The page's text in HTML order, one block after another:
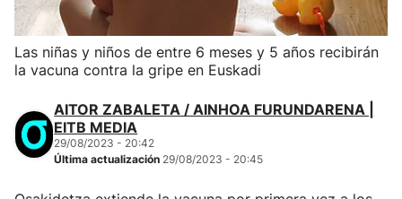
Las niñas y niños de entre 6 meses y 5 años recibirán
la vacuna contra la gripe en Euskadi
AITOR ZABALETA / AINHOA FURUNDARENA |
EITB MEDIA
29/08/2023 - 20:42
Última actualización 29/08/2023 - 20:45